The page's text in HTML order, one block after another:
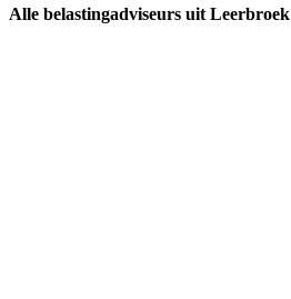
Alle belastingadviseurs uit Leerbroek